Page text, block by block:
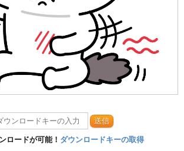
送信
ロードが可能！ ダウンロードキーの取得